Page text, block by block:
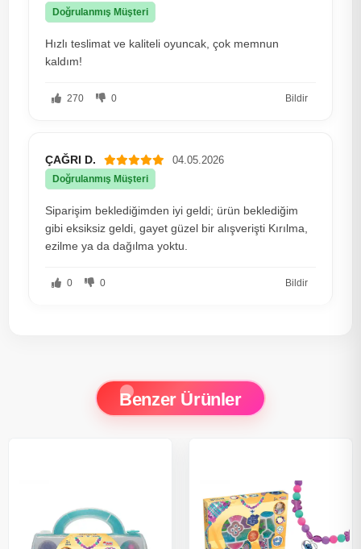
Doğrulanmış Müşteri
Hızlı teslimat ve kaliteli oyuncak, çok memnun
kaldım!
270 0 Bildir
ÇAĞRI D. 04.05.2026
Doğrulanmış Müşteri
Siparişim beklediğimden iyi geldi; ürün beklediğim
gibi eksiksiz geldi, gayet güzel bir alışverişti Kırılma,
ezilme ya da dağılma yoktu.
0 0 Bildir
Benzer Ürünler